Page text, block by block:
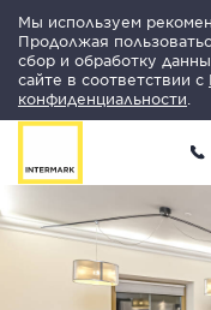
Мы используем
Продолжая
сбор и обработку
сайте в соответствии с
конфиденциальности